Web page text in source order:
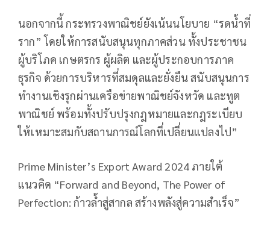
นอกจากนี้ กระทรวงพาณิชย์ยังเน้นนโยบาย “รดน้ำที่
ราก” โดยให้การสนับสนุนทุกภาคส่วน ทั้งประชาชน
ผู้บริโภค เกษตรกร ผู้ผลิต และผู้ประกอบการภาค
ธุรกิจ ด้วยการบริหารที่สมดุลและยั่งยืน สนับสนุนการ
ทำงานเชิงรุกผ่านเครือข่ายพาณิชย์จังหวัด และทูต
พาณิชย์ พร้อมทั้งปรับปรุงกฎหมายและกฎระเบียบ
ให้เหมาะสมกับสถานการณ์โลกที่เปลี่ยนแปลงไป”
Prime Minister’s Export Award 2024 ภายใต้
แนวคิด “Forward and Beyond, The Power of
Perfection: ก้าวล้ำสู่สากล สร้างพลังสู่ความสำเร็จ”